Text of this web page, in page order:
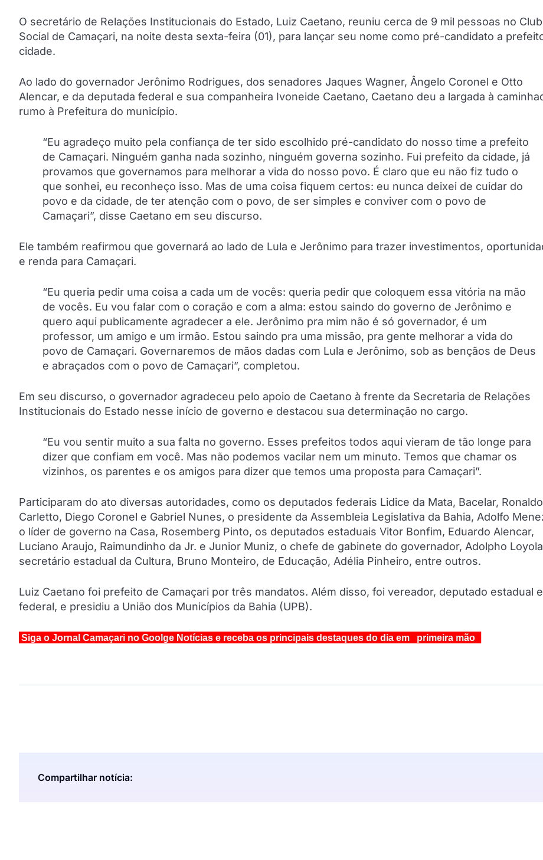
O secretário de Relações Institucionais do Estado, Luiz Caetano, reuniu cerca de 9 mil pessoas no
Social de Camaçari, na noite desta sexta-feira (01), para lançar seu nome como pré-candidato a
cidade.
Ao lado do governador Jerônimo Rodrigues, dos senadores Jaques Wagner, Ângelo Coronel e Otto
Alencar, e da deputada federal e sua companheira Ivoneide Caetano, Caetano deu a largada à
rumo à Prefeitura do município.
“Eu agradeço muito pela confiança de ter sido escolhido pré-candidato do nosso time a prefeito
de Camaçari. Ninguém ganha nada sozinho, ninguém governa sozinho. Fui prefeito da cidade, já
provamos que governamos para melhorar a vida do nosso povo. É claro que eu não fiz tudo o
que sonhei, eu reconheço isso. Mas de uma coisa fiquem certos: eu nunca deixei de cuidar do
povo e da cidade, de ter atenção com o povo, de ser simples e conviver com o povo de
Camaçari”, disse Caetano em seu discurso.
Ele também reafirmou que governará ao lado de Lula e Jerônimo para trazer investimentos,
e renda para Camaçari.
“Eu queria pedir uma coisa a cada um de vocês: queria pedir que coloquem essa vitória na mão
de vocês. Eu vou falar com o coração e com a alma: estou saindo do governo de Jerônimo e
quero aqui publicamente agradecer a ele. Jerônimo pra mim não é só governador, é um
professor, um amigo e um irmão. Estou saindo pra uma missão, pra gente melhorar a vida do
povo de Camaçari. Governaremos de mãos dadas com Lula e Jerônimo, sob as bençãos de Deus
e abraçados com o povo de Camaçari”, completou.
Em seu discurso, o governador agradeceu pelo apoio de Caetano à frente da Secretaria de Relações
Institucionais do Estado nesse início de governo e destacou sua determinação no cargo.
“Eu vou sentir muito a sua falta no governo. Esses prefeitos todos aqui vieram de tão longe para
dizer que confiam em você. Mas não podemos vacilar nem um minuto. Temos que chamar os
vizinhos, os parentes e os amigos para dizer que temos uma proposta para Camaçari”.
Participaram do ato diversas autoridades, como os deputados federais Lidice da Mata, Bacelar, Ronaldo
Carletto, Diego Coronel e Gabriel Nunes, o presidente da Assembleia Legislativa da Bahia, Adolfo
o líder de governo na Casa, Rosemberg Pinto, os deputados estaduais Vitor Bonfim, Eduardo Alencar,
Luciano Araujo, Raimundinho da Jr. e Junior Muniz, o chefe de gabinete do governador, Adolpho
secretário estadual da Cultura, Bruno Monteiro, de Educação, Adélia Pinheiro, entre outros.
Luiz Caetano foi prefeito de Camaçari por três mandatos. Além disso, foi vereador, deputado estadual e
federal, e presidiu a União dos Municípios da Bahia (UPB).
Siga o Jornal Camaçari no Goolge Notícias e receba os principais destaques do dia em primeira mão
Compartilhar notícia: